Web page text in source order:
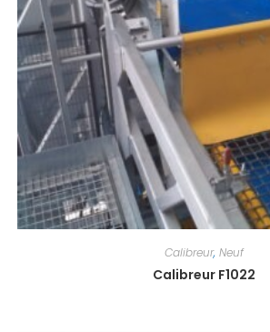
Calibreur, Neuf
Calibreur F1022